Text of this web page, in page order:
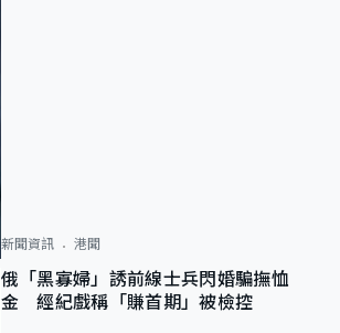
新聞資訊 港聞
俄「黑寡婦」誘前線士兵閃婚騙撫恤
金 經紀戲稱「賺首期」被檢控